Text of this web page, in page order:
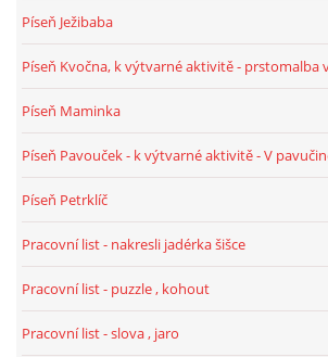
SVATÝ VÁCLAV
HALLOWEEN
SVATÝ MARTIN
Píseň Ježibaba
Píseň Kvočna, k výtvarné aktivitě - prstomalba
Píseň Maminka
Píseň Pavouček - k výtvarné aktivitě - V
Píseň Petrklíč
Pracovní list - nakresli jadérka šišce
Pracovní list - puzzle , kohout
Pracovní list - slova , jaro